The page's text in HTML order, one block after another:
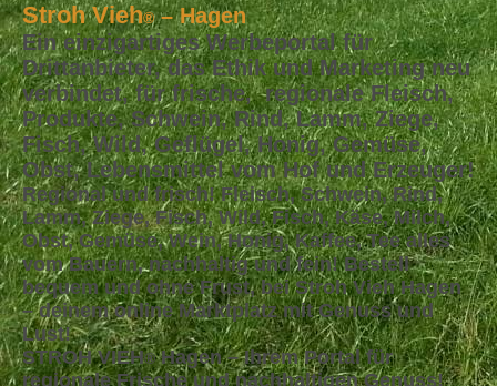
Stroh Vieh®– Hagen
Ein einzigartiges Werbeportal für
Drittanbieter, das Ethik und Marketing neu
verbindet, für frische, regionale Fleisch,
Produkte, Schwein, Rind, Lamm, Ziege,
Fisch, Wild, Geflügel, Honig, Gemüse,
Obst, Lebensmittel vom Hof und Erzeuger!
Regional und frisch! Fleisch, Schwein, Rind,
Lamm, Ziege, Fisch, Wild, Fisch, Käse, Milch,
Obst, Gemüse, Wein, Honig, Kaffee, Tee alles
vom Bauern, nachhaltig und fein! Bestell
bequem und ohne Frust, bei Stroh Vieh Hagen
– deinem online Marktplatz mit Genuss und
Lust!
STROH VIEH®Hagen – Ihrem Portal für
regionale Frische und nachhaltigen Genuss!